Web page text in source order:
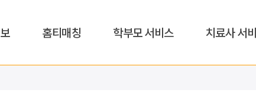
홈티매칭 학부모 서비스 치료사 서